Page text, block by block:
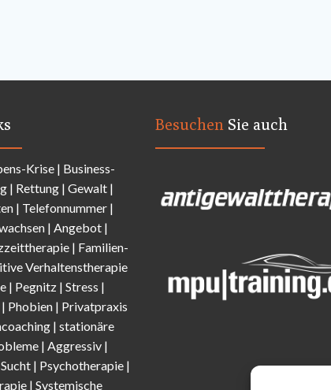
Krise | Business-
| Rettung | Gewalt |
| Telefonnummer |
| Angebot |
| Familien-
Verhaltenstherapie
| Pegnitz | Stress |
Phobien | Privatpraxis
| stationäre
| Aggressiv |
Sucht | Psychotherapie |
| Systemische
Besuchen Sie auch